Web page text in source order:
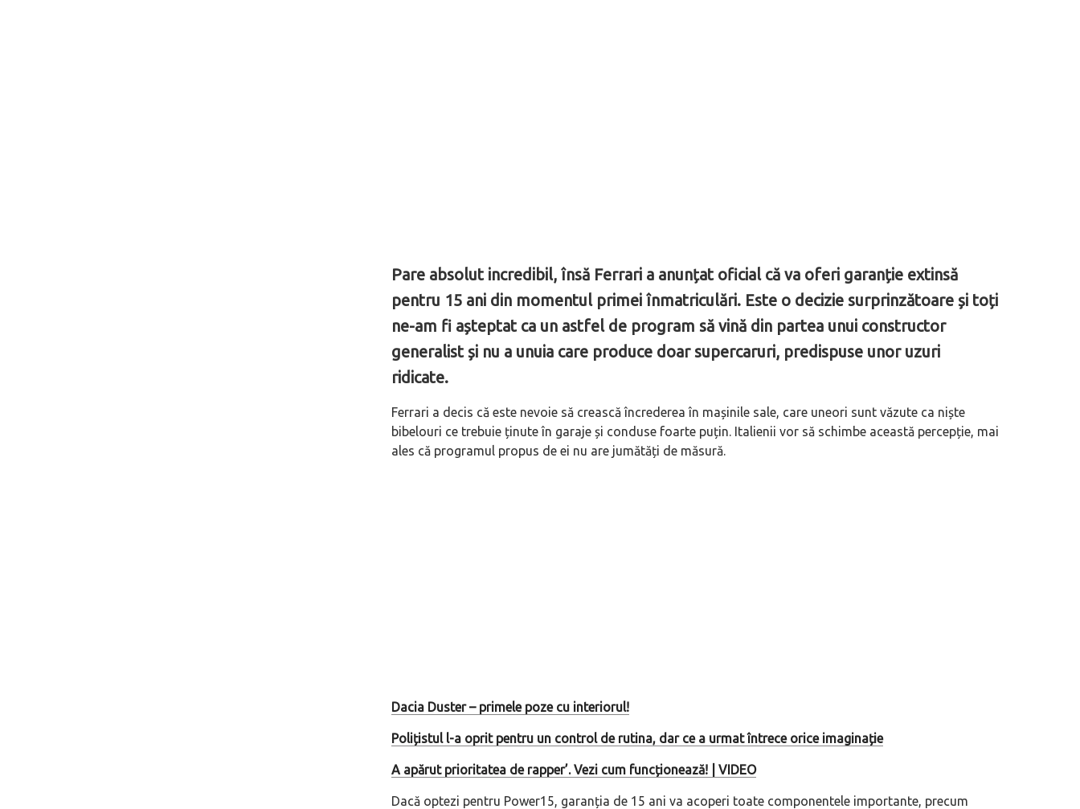
Pare absolut incredibil, însă Ferrari a anunțat oficial că va oferi garanție extinsă
pentru 15 ani din momentul primei înmatriculări. Este o decizie surprinzătoare și toți
ne-am fi așteptat ca un astfel de program să vină din partea unui constructor
generalist și nu a unuia care produce doar supercaruri, predispuse unor uzuri
ridicate.
Ferrari a decis că este nevoie să crească încrederea în mașinile sale, care uneori sunt văzute ca niște
bibelouri ce trebuie ținute în garaje și conduse foarte puțin. Italienii vor să schimbe această percepție, mai
ales că programul propus de ei nu are jumătăți de măsură.
Dacia Duster – primele poze cu interiorul!
Polițistul l-a oprit pentru un control de rutina, dar ce a urmat întrece orice imaginație
A apărut prioritatea de rapper’. Vezi cum funcționează! | VIDEO
Dacă optezi pentru Power15, garanția de 15 ani va acoperi toate componentele importante, precum